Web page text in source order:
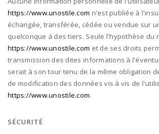
https://www.unostile.com n'est publiée à
échangée, transférée, cédée ou vendue sur
quelconque à des tiers. Seule l'hypothèse du
https://www.unostile.com et de ses droits
transmission des dites informations à
serait à son tour tenu de la même obligation
de modification des données vis à vis de
https://www.unostile.com.
SÉCURITÉ